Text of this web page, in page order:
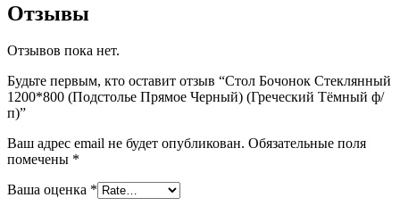
Отзывы
Отзывов пока нет.
Будьте первым, кто оставит отзыв “Стол Бочонок Стеклянный
1200*800 (Подстолье Прямое Черный) (Греческий Тёмный ф/
п)”
Ваш адрес email не будет опубликован. Обязательные поля
помечены *
Ваша оценка *